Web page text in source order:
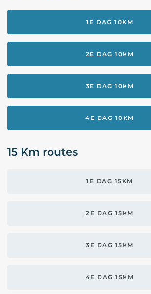
1E DAG 10KM
2E DAG 10KM
3E DAG 10KM
4E DAG 10KM
15 Km routes
1E DAG 15KM
2E DAG 15KM
3E DAG 15KM
4E DAG 15KM